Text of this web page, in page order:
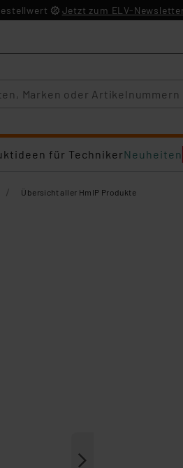
Jetzt zum ELV-
für TechnikerNeuheiten
/ Übersicht aller HmIP Produkte